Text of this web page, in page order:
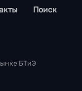
Поиск
БТиЭ